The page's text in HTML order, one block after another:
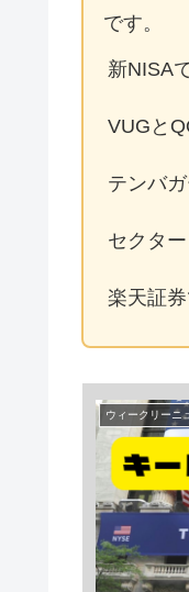
です。
新NISA
VUGと
テンバ
セクタ
楽天証
ウィークリーニ